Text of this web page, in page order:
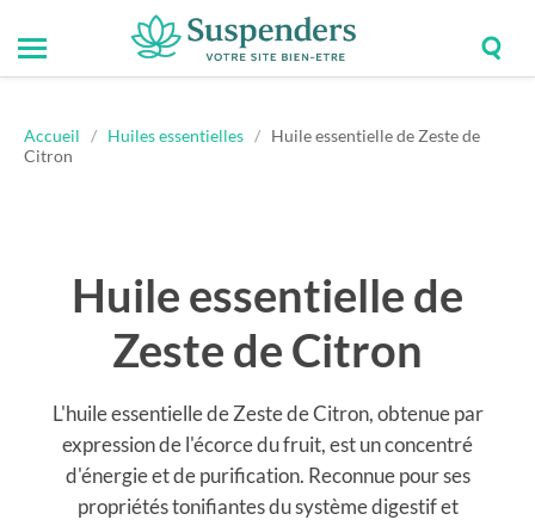
Suspenders
Toggle
mobile
Accueil / Huiles essentielles / Huile essentielle de Zeste de
Citron
Huile essentielle de
Zeste de Citron
L'huile essentielle de Zeste de Citron, obtenue par
expression de l'écorce du fruit, est un concentré
d'énergie et de purification. Reconnue pour ses
propriétés tonifiantes du système digestif et